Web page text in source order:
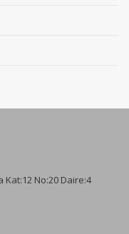
Kat:12 No:20 Daire:4